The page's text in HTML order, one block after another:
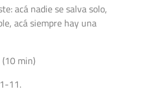
acá nadie se salva solo,
acá siempre hay una
(10 min)
11.